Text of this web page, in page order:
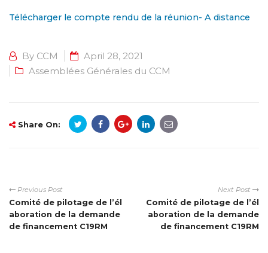
Télécharger le compte rendu de la réunion- A distance
By CCM
April 28, 2021
Assemblées Générales du CCM
Share On:
Previous Post
Comité de pilotage de l’él
aboration de la demande
de financement C19RM
Next Post
Comité de pilotage de l’él
aboration de la demande
de financement C19RM